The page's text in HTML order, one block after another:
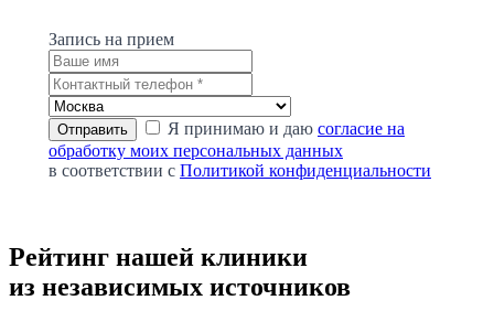
Запись на прием
Я принимаю и даю согласие на
обработку моих персональных данных
в соответствии с Политикой конфиденциальности
Рейтинг нашей клиники
из независимых источников